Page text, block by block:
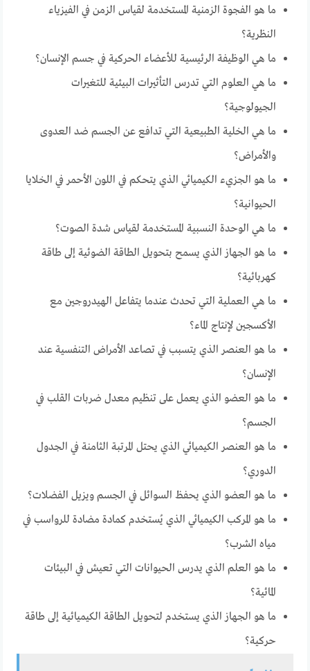
ما هو الفجوة الزمنية المستخدمة لقياس الزمن في الفيزياء
النظرية؟
ما هي الوظيفة الرئيسية للأعضاء الحركية في جسم الإنسان؟
ما هي العلوم التي تدرس التأثيرات البيئية للتغيرات
الجيولوجية؟
ما هي الخلية الطبيعية التي تدافع عن الجسم ضد العدوى
والأمراض؟
ما هو الجزيء الكيميائي الذي يتحكم في اللون الأحمر في الخلايا
الحيوانية؟
ما هي الوحدة النسبية المستخدمة لقياس شدة الصوت؟
ما هو الجهاز الذي يسمح بتحويل الطاقة الضوئية إلى طاقة
كهربائية؟
ما هي العملية التي تحدث عندما يتفاعل الهيدروجين مع
الأكسجين لإنتاج الماء؟
ما هو العنصر الذي يتسبب في تصاعد الأمراض التنفسية عند
الإنسان؟
ما هو العضو الذي يعمل على تنظيم معدل ضربات القلب في
الجسم؟
ما هو العنصر الكيميائي الذي يحتل المرتبة الثامنة في الجدول
الدوري؟
ما هو العضو الذي يحفظ السوائل في الجسم ويزيل الفضلات؟
ما هو المركب الكيميائي الذي يُستخدم كمادة مضادة للرواسب في
مياه الشرب؟
ما هو العلم الذي يدرس الحيوانات التي تعيش في البيئات
المائية؟
ما هو الجهاز الذي يستخدم لتحويل الطاقة الكيميائية إلى طاقة
حركية؟